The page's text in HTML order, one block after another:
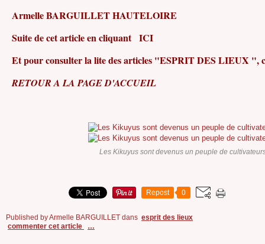
Armelle BARGUILLET HAUTELOIRE
Suite de cet article en cliquant ICI
Et pour consulter la lite des articles "ESPRIT DES LIEUX
RETOUR A LA PAGE D'ACCUEIL
Les Kikuyus sont devenus un peuple de
Repost 0
Published by Armelle BARGUILLET dans esprit des lieux
commenter cet article
…